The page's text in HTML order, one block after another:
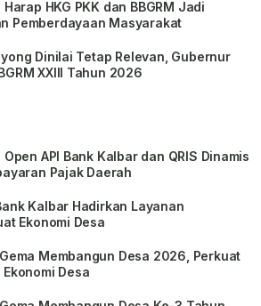
HKG PKK dan BBGRM Jadi
Pemberdayaan Masyarakat
Dinilai Tetap Relevan, Gubernur
XXIII Tahun 2026
API Bank Kalbar dan QRIS Dinamis
Pajak Daerah
Kalbar Hadirkan Layanan
Ekonomi Desa
Membangun Desa 2026, Perkuat
Desa